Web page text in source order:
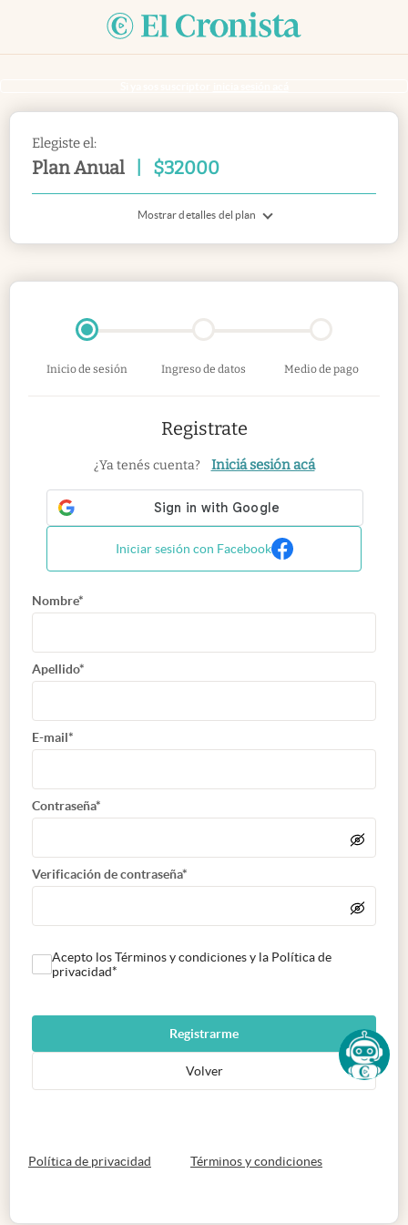
Elegiste el:
Plan Anual $32000
Mostrar detalles del plan
Inicio de sesión Ingreso de datos Medio de pago
Registrate
¿Ya tenés cuenta? Iniciá sesión acá
Iniciar sesión con Facebook
Nombre*
Apellido*
E-mail*
Contraseña*
Verificación de contraseña*
Acepto los Términos y condiciones y la Política de
privacidad*
Registrarme
Volver
Política de privacidad abre en nueva pestaña
Términos y condicionesabre en nueva